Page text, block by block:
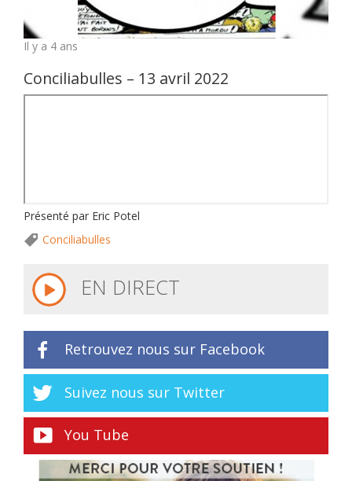
Il y a 4 ans
Conciliabulles – 13 avril 2022
Présenté par Eric Potel
Conciliabulles
EN DIRECT
Retrouvez nous sur Facebook
Suivez nous sur Twitter
You Tube